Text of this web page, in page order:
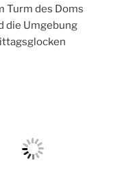
Turm des Doms
die Umgebung